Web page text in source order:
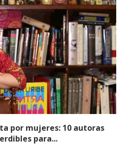
por mujeres: 10 autoras
para...